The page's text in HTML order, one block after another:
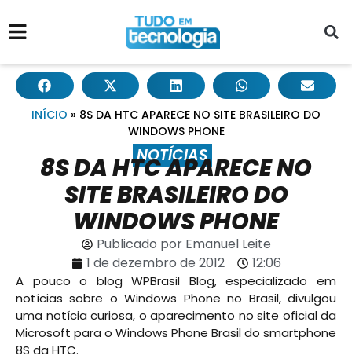
INÍCIO » 8S DA HTC APARECE NO SITE BRASILEIRO DO
WINDOWS PHONE
NOTÍCIAS
8S DA HTC APARECE NO
SITE BRASILEIRO DO
WINDOWS PHONE
Publicado porEmanuel Leite
1 de dezembro de 2012
12:06
A pouco o blog WPBrasil Blog, especializado em
notícias sobre o Windows Phone no Brasil, divulgou
uma notícia curiosa, o aparecimento no site oficial da
Microsoft para o Windows Phone Brasil do smartphone
8S da HTC.